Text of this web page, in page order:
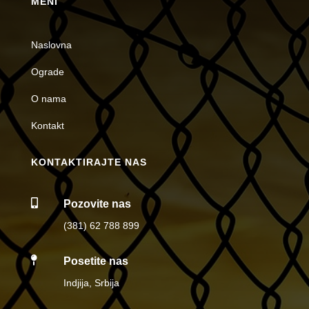
Naslovna
Ograde
O nama
Kontakt
KONTAKTIRAJTE NAS
Pozovite nas
(381) 62 788 899
 Posetite nas
Indjija, Srbija